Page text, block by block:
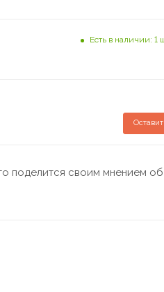
Есть в наличии: 1
поделится своим мнением об